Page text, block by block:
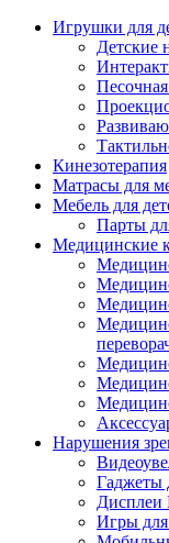
Игрушки для
Детские
Кинезотерапия
Матрасы для
Мебель для
Парты
Медицинские
Нарушения
Гаджеты
Дисплеи
Игры для